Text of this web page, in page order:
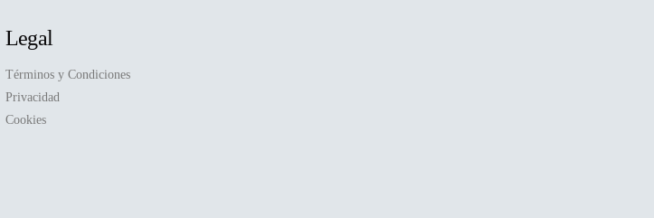
Legal
Términos y Condiciones
Privacidad
Cookies